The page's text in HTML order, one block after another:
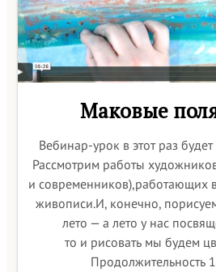
Маковые
Вебинар-урок в этот раз
Рассмотрим работы
и современников),работающих
живописи.И, конечно,
лето — а лето у нас
то и рисовать мы будем
Продолжительность